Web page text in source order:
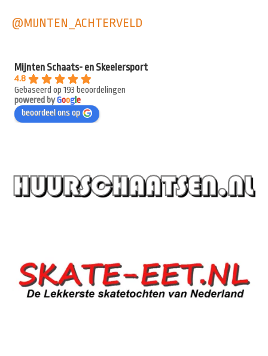
@MIJNTEN_ACHTERVELD
Mijnten Schaats- en Skeelersport
4.8
Gebaseerd op 193 beoordelingen
powered byGooge
beoordeel ons op